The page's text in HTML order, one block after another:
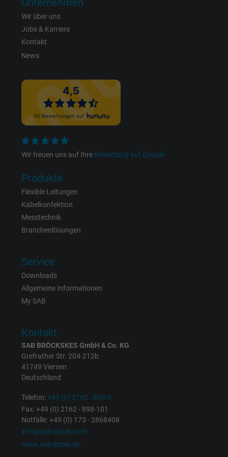
Laufzeit
Zweck
Name datr, Facebook Pixel
Anbieter Facebook Ireland Ltd.
Laufzeit 1 Jahr
Zweck
Cookie von Facebook für Website-Analyse,
Name fr, Facebook Pixel
Anbieter
Zweck
Anbieter
Laufzeit 1 Jahr
Anzeigenausrichtung und
Name pl, Facebook Pixel
Anbieter Facebook Ireland Ltd.
Wir über uns
Jobs & Karriere
Kontakt
News
Wir freuen uns auf Ihre Bewertung auf Google
Produkte
Flexible Leitungen
Kabelkonfektion
Messtechnik
Branchenlösungen
Service
Downloads
Allgemeine Informationen
My SAB
Kontakt
SAB BRÖCKSKES GmbH & Co. KG
Grefrather Str. 204-212b
41749 Viersen
Deutschland
Telefon:+49 (0) 2162 - 898-0
Fax: +49 (0) 2162 - 898-101
Notfälle: +49 (0) 173 - 2868408
info@sab-cable.com
www.sab-kabel.de